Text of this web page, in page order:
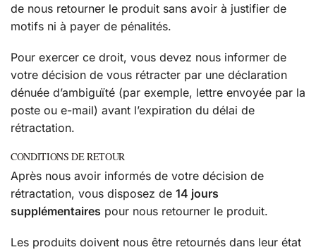
de nous retourner le produit sans avoir à justifier de
motifs ni à payer de pénalités.
Pour exercer ce droit, vous devez nous informer de
votre décision de vous rétracter par une déclaration
dénuée d’ambiguïté (par exemple, lettre envoyée par la
poste ou e-mail) avant l’expiration du délai de
rétractation.
CONDITIONS DE RETOUR
Après nous avoir informés de votre décision de
rétractation, vous disposez de 14 jours
supplémentaires pour nous retourner le produit.
Les produits doivent nous être retournés dans leur état